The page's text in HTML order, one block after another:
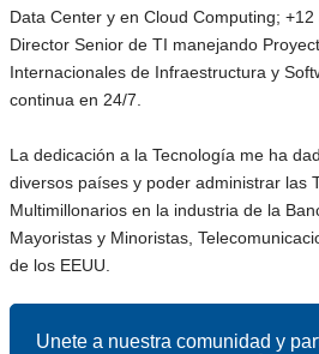
Data Center y en Cloud Computing;
Director Senior de TI manejando
Internacionales de Infraestructura y
continua en 24/7.
La dedicación a la Tecnología me ha
diversos países y poder administrar las
Multimillonarios en la industria de la
Mayoristas y Minoristas,
de los EEUU.
Unete a nuestra comunidad y